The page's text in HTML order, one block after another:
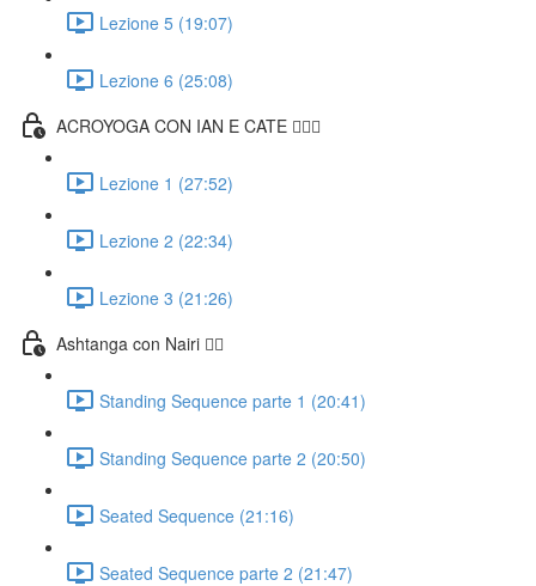
Lezione 5 (19:07)
Lezione 6 (25:08)
ACROYOGA CON IAN E CATE 🤸🏻‍♀️
Lezione 1 (27:52)
Lezione 2 (22:34)
Lezione 3 (21:26)
Ashtanga con Nairi 🧘‍♀️
Standing Sequence parte 1 (20:41)
Standing Sequence parte 2 (20:50)
Seated Sequence (21:16)
Seated Sequence parte 2 (21:47)